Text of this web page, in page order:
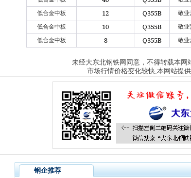
低合金中板 12 Q355B 敬业
低合金中板 10 Q355B 敬业
低合金中板 8 Q355B 敬业
未经大东北钢铁网 同意，不得转载本网
市场行情价格变化较快,本网站提
钢企推荐